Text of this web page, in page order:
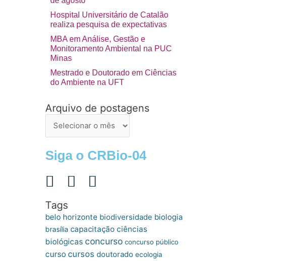
Hospital Universitário de Catalão
realiza pesquisa de expectativas
MBA em Análise, Gestão e
Monitoramento Ambiental na PUC
Minas
Mestrado e Doutorado em Ciências
do Ambiente na UFT
Arquivo de postagens
Arquivo
postagens
Siga o CRBio-04
Tags
belo horizonte biodiversidade biologia
brasília capacitação ciências
biológicas concurso concurso público
curso cursos doutorado ecologia